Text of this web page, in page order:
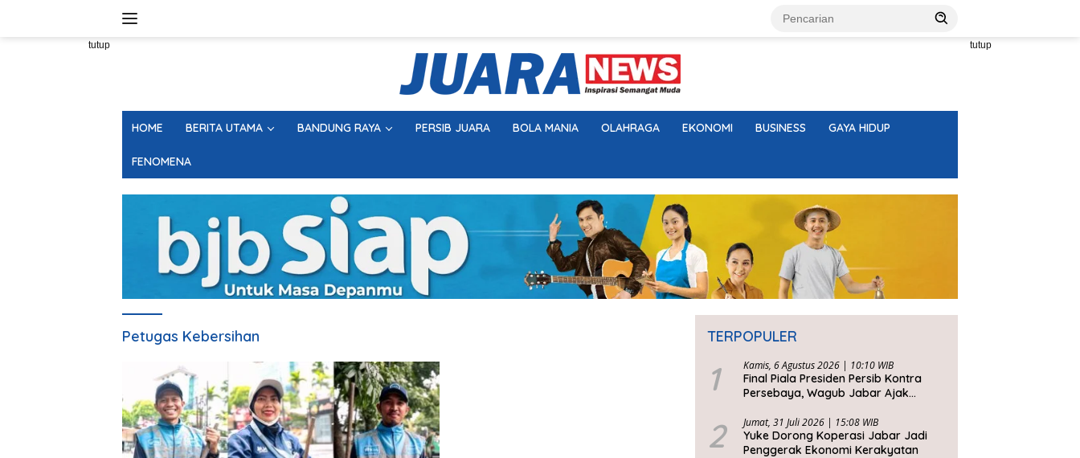
tutup tutup
HOME BERITA UTAMA BANDUNG RAYA PERSIB JUARA BOLA MANIA OLAHRAGA EKONOMI BUSINESS GAYA HIDUP
FENOMENA
Petugas Kebersihan TERPOPULER
1 Kamis, 6 Agustus 2026 | 10:10 WIB
Final Piala Presiden Persib Kontra
Persebaya, Wagub Jabar Ajak
2 Jumat, 31 Juli 2026 | 15:08 WIB
Yuke Dorong Koperasi Jabar Jadi
Penggerak Ekonomi Kerakyatan